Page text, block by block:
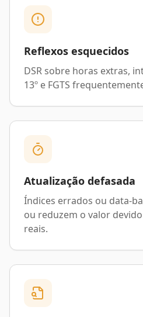
Reflexos esquecidos
DSR sobre horas extras,
13º e FGTS
Atualização defasada
Índices errados ou data-
ou reduzem o valor
reais.